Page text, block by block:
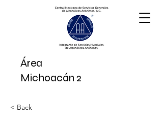
Área
Michoacán 2
< Back